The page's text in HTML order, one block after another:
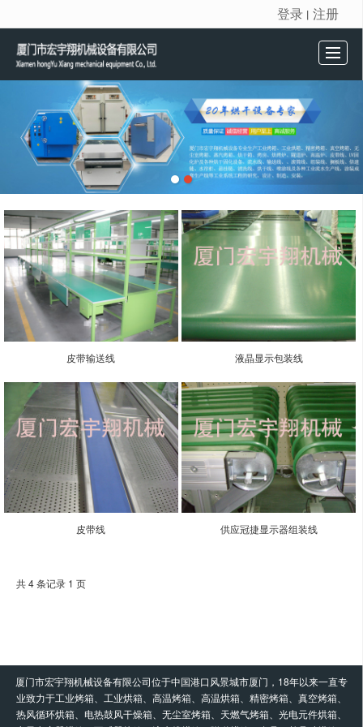
很遗憾，因您的浏览器版本过低导致无法获得最佳浏览体验，推荐下载安装谷歌浏览器！
登录 丨 注册
产品展示 新闻动态 公司介绍 留言反馈 联系我们
皮带输送线 液晶显示包装线
皮带线 供应冠捷显示器组装线
共 4 条记录 1 页
厦门市宏宇翔机械设备有限公司位于中国港口风景城市厦门，18年以来一直专
业致力于工业烤箱、工业烘箱、高温烤箱、高温烘箱、精密烤箱、真空烤箱、
热风循环烘箱、电热鼓风干燥箱、无尘室烤箱、天燃气烤箱、光电元件烘箱、